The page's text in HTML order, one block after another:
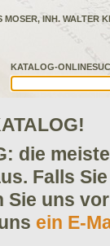
KATALOG-
INH. WALTER
die
Falls
Sie uns
ein E-